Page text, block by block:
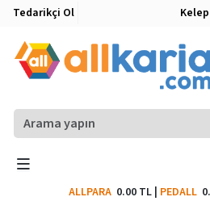
Tedarikçi Ol
ALLPARA 0.00 TL| PEDALL